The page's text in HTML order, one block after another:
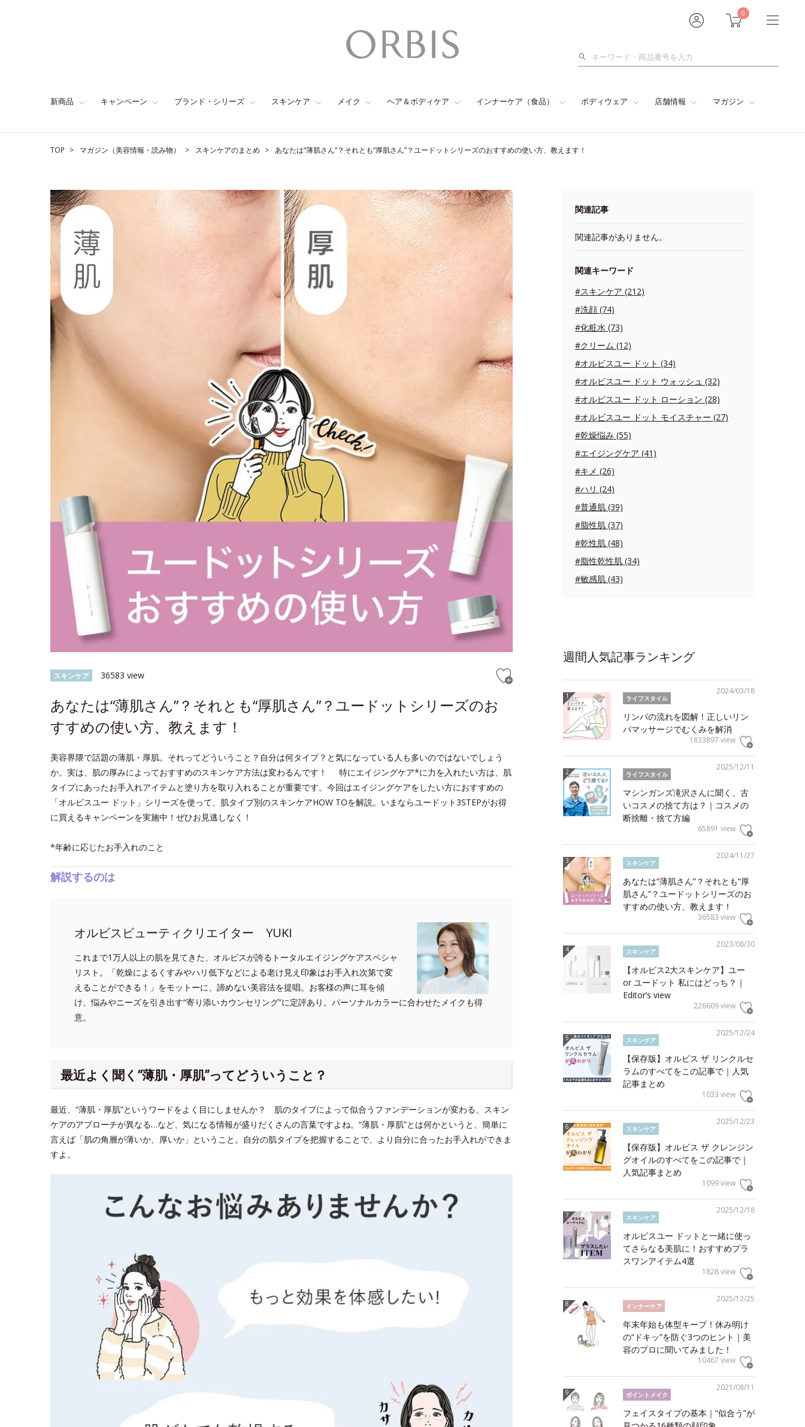
0
検
新商品 キャンペーン ブランド・シリーズ スキンケア メイク ヘア＆ボディケア インナーケア（食品） ボディウェア 店舗情報 マガジン
TOP マガジン（美容情報・読み物） スキンケアのまとめ あなたは“薄肌さん”？それとも“厚肌さん”？ユードットシリーズのおすすめの使い方、教えます！
スキンケア 36583 view
あなたは“薄肌さん”？それとも“厚肌さん”？ユードットシリーズのお
すすめの使い方、教えます！
美容界隈で話題の薄肌・厚肌。それってどういうこと？自分は何タイプ？と気になっている人も多いのではないでしょう
か。実は、肌の厚みによっておすすめのスキンケア方法は変わるんです！ 特にエイジングケア*に力を入れたい方は、肌
タイプにあったお手入れアイテムと塗り方を取り入れることが重要です。今回はエイジングケアをしたい方におすすめの
「オルビスユー ドット」シリーズを使って、肌タイプ別のスキンケアHOW TOを解説。いまならユードット3STEPがお得
に買えるキャンペーンを実施中！ぜひお見逃しなく！
*年齢に応じたお手入れのこと
解説するのは
オルビスビューティクリエイター YUKI
これまで1万人以上の肌を見てきた、オルビスが誇るトータルエイジングケアスペシャ
リスト。「乾燥によるくすみやハリ低下などによる老け見え印象はお手入れ次第で変
えることができる！」をモットーに、諦めない美容法を提唱。お客様の声に耳を傾
け、悩みやニーズを引き出す“寄り添いカウンセリング”に定評あり。パーソナルカラーに合わせたメイクも得
意。
最近よく聞く“薄肌・厚肌”ってどういうこと？
最近、“薄肌・厚肌”というワードをよく目にしませんか？ 肌のタイプによって似合うファンデーションが変わる、スキン
ケアのアプローチが異なる…など、気になる情報が盛りだくさんの言葉ですよね。“薄肌・厚肌”とは何かというと、簡単に
言えば「肌の角層が薄いか、厚いか」ということ。自分の肌タイプを把握することで、より自分に合ったお手入れができま
すよ。
関連記事
関連記事がありません。
関連キーワード
#スキンケア (212)
#洗顔 (74)
#化粧水 (73)
#クリーム (12)
#オルビスユー ドット (34)
#オルビスユー ドット ウォッシュ (32)
#オルビスユー ドット ローション (28)
#オルビスユー ドット モイスチャー (27)
#乾燥悩み (55)
#エイジングケア (41)
#キメ (26)
#ハリ (24)
#普通肌 (39)
#脂性肌 (37)
#乾性肌 (48)
#脂性乾性肌 (34)
#敏感肌 (43)
週間人気記事ランキング
2024/03/18
ライフスタイル
リンパの流れを図解！正しいリン
パマッサージでむくみを解消
1833897 view
2025/12/11
ライフスタイル
マシンガンズ滝沢さんに聞く、古
いコスメの捨て方は？｜コスメの
断捨離・捨て方編
65891 view
2024/11/27
スキンケア
あなたは“薄肌さん”？それとも“厚
肌さん”？ユードットシリーズのお
すすめの使い方、教えます！
36583 view
2023/08/30
スキンケア
【オルビス2大スキンケア】ユー
or ユードット 私にはどっち？｜
Editor’s view
226609 view
2025/12/24
スキンケア
【保存版】オルビス ザ リンクルセ
ラムのすべてをこの記事で｜人気
記事まとめ
1033 view
2025/12/23
スキンケア
【保存版】オルビス ザ クレンジン
グオイルのすべてをこの記事で｜
人気記事まとめ
1099 view
2025/12/18
スキンケア
オルビスユー ドットと一緒に使っ
てさらなる美肌に！おすすめプラ
スワンアイテム4選
1828 view
2025/12/25
インナーケア
年末年始も体型キープ！休み明け
の“ドキッ”を防ぐ3つのヒント｜美
容のプロに聞いてみました！
10467 view
2021/08/11
ポイントメイク
フェイスタイプの基本｜“似合う”が